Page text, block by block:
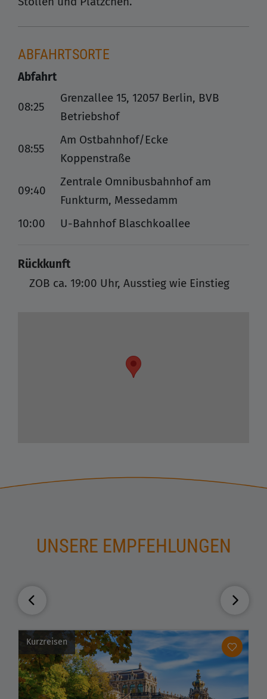
ABFAHRTSORTE
Abfahrt
08:25
Grenzallee 15, 12057 Berlin, BVB
Betriebshof
08:55
Am Ostbahnhof/Ecke
Koppenstraße
09:40
Zentrale Omnibusbahnhof am
Funkturm, Messedamm
10:00
U-Bahnhof Blaschkoallee
Rückkunft
ZOB ca. 19:00 Uhr, Ausstieg wie Einstieg
UNSERE EMPFEHLUNGEN
Kurzreisen